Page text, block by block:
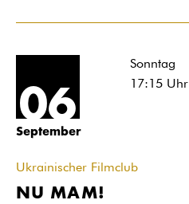
06
September
Sonntag
17:15Uhr
Ukrainischer Filmclub
NU MAM!